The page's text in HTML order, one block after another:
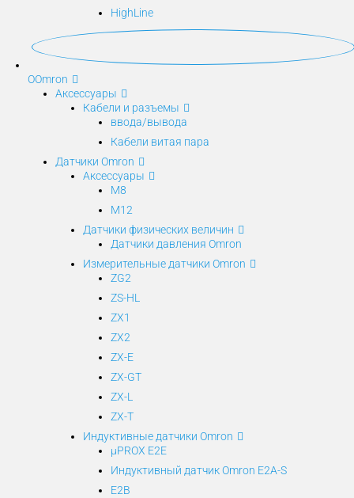
HighLine
OOmron
Аксессуары
Кабели и разъемы
ввода/вывода
Кабели витая пара
Датчики Omron
Аксессуары
M8
M12
Датчики физических величин
Датчики давления Omron
Измерительные датчики Omron
ZG2
ZS-HL
ZX1
ZX2
ZX-E
ZX-GT
ZX-L
ZX-T
Индуктивные датчики Omron
µPROX E2E
Индуктивный датчик Omron E2A-S
E2B